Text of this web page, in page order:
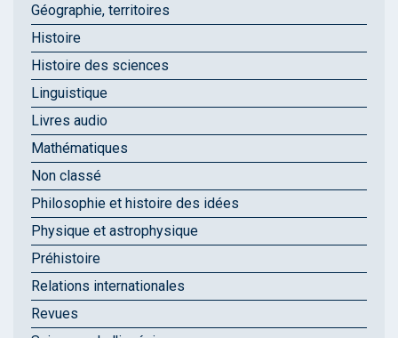
Géographie, territoires
Histoire
Histoire des sciences
Linguistique
Livres audio
Mathématiques
Non classé
Philosophie et histoire des idées
Physique et astrophysique
Préhistoire
Relations internationales
Revues